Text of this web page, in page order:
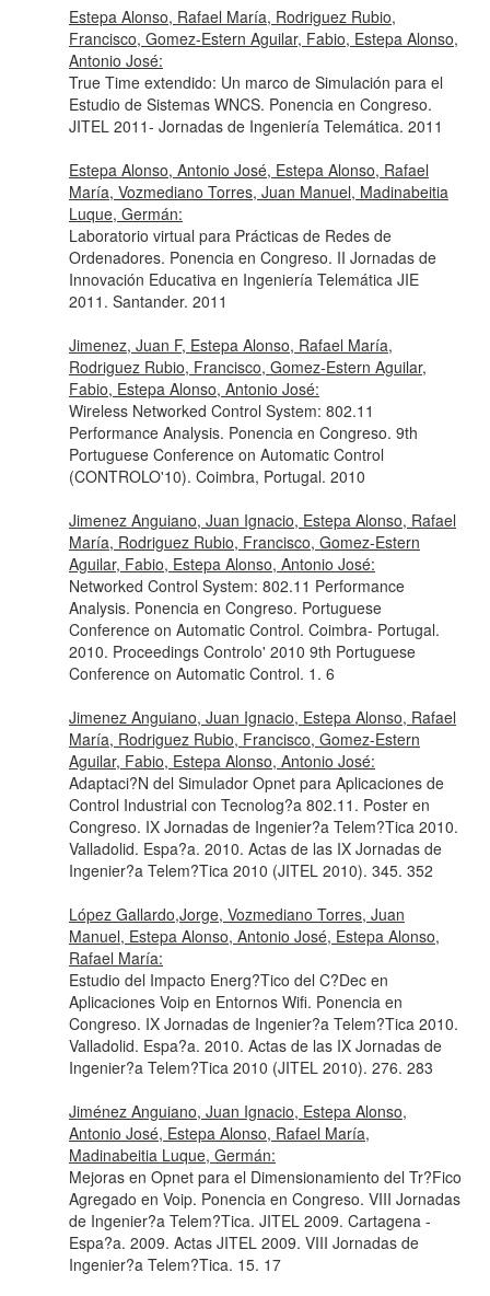
Estepa Alonso, Rafael María, Rodriguez Rubio,
Francisco, Gomez-Estern Aguilar, Fabio, Estepa Alonso,
Antonio José:
True Time extendido: Un marco de Simulación para el
Estudio de Sistemas WNCS. Ponencia en Congreso.
JITEL 2011- Jornadas de Ingeniería Telemática. 2011
Estepa Alonso, Antonio José, Estepa Alonso, Rafael
María, Vozmediano Torres, Juan Manuel, Madinabeitia
Luque, Germán:
Laboratorio virtual para Prácticas de Redes de
Ordenadores. Ponencia en Congreso. II Jornadas de
Innovación Educativa en Ingeniería Telemática JIE
2011. Santander. 2011
Jimenez, Juan F, Estepa Alonso, Rafael María,
Rodriguez Rubio, Francisco, Gomez-Estern Aguilar,
Fabio, Estepa Alonso, Antonio José:
Wireless Networked Control System: 802.11
Performance Analysis. Ponencia en Congreso. 9th
Portuguese Conference on Automatic Control
(CONTROLO'10). Coimbra, Portugal. 2010
Jimenez Anguiano, Juan Ignacio, Estepa Alonso, Rafael
María, Rodriguez Rubio, Francisco, Gomez-Estern
Aguilar, Fabio, Estepa Alonso, Antonio José:
Networked Control System: 802.11 Performance
Analysis. Ponencia en Congreso. Portuguese
Conference on Automatic Control. Coimbra- Portugal.
2010. Proceedings Controlo' 2010 9th Portuguese
Conference on Automatic Control. 1. 6
Jimenez Anguiano, Juan Ignacio, Estepa Alonso, Rafael
María, Rodriguez Rubio, Francisco, Gomez-Estern
Aguilar, Fabio, Estepa Alonso, Antonio José:
Adaptaci?N del Simulador Opnet para Aplicaciones de
Control Industrial con Tecnolog?a 802.11. Poster en
Congreso. IX Jornadas de Ingenier?a Telem?Tica 2010.
Valladolid. Espa?a. 2010. Actas de las IX Jornadas de
Ingenier?a Telem?Tica 2010 (JITEL 2010). 345. 352
López Gallardo,Jorge, Vozmediano Torres, Juan
Manuel, Estepa Alonso, Antonio José, Estepa Alonso,
Rafael María:
Estudio del Impacto Energ?Tico del C?Dec en
Aplicaciones Voip en Entornos Wifi. Ponencia en
Congreso. IX Jornadas de Ingenier?a Telem?Tica 2010.
Valladolid. Espa?a. 2010. Actas de las IX Jornadas de
Ingenier?a Telem?Tica 2010 (JITEL 2010). 276. 283
Jiménez Anguiano, Juan Ignacio, Estepa Alonso,
Antonio José, Estepa Alonso, Rafael María,
Madinabeitia Luque, Germán:
Mejoras en Opnet para el Dimensionamiento del Tr?Fico
Agregado en Voip. Ponencia en Congreso. VIII Jornadas
de Ingenier?a Telem?Tica. JITEL 2009. Cartagena -
Espa?a. 2009. Actas JITEL 2009. VIII Jornadas de
Ingenier?a Telem?Tica. 15. 17